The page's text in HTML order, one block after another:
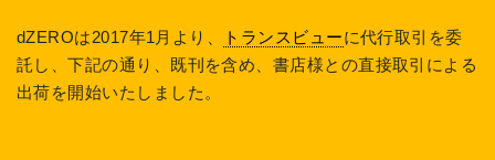
dZEROは2017年1月より、 トランスビューに代行取引を委
託し、下記の通り、既刊を含め、書店様との直接取引による
出荷を開始いたしました。